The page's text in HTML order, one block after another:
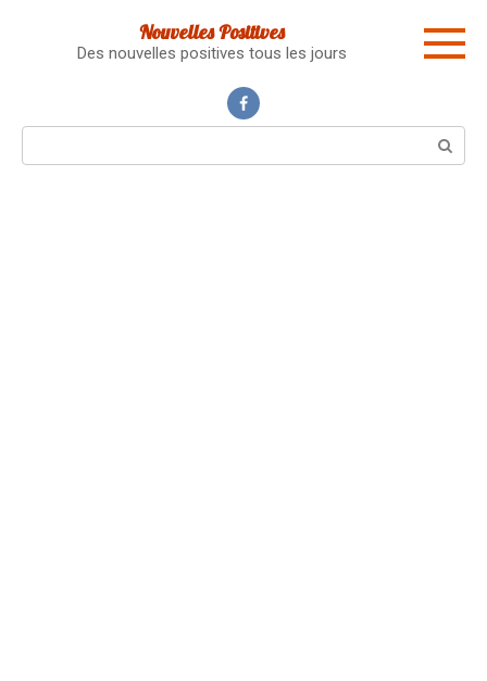
Nouvelles Positives
Des nouvelles positives tous les jours